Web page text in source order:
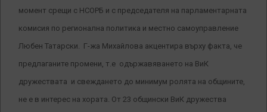
момент срещи с НСОРБ и с председателя на парламентарната
комисия по регионална политика и местно самоуправление
Любен Татарски. Г-жа Михайлова акцентира върху факта, че
предлаганите промени, т.е одържавяването на ВиК
дружествата и свеждането до минимум ролята на общините,
не е в интерес на хората. От 23 общински ВиК дружества